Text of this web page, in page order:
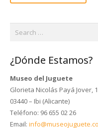
¿Dónde Estamos?
Museo del Juguete
Glorieta Nicolás Payá Jover, 1
03440 – Ibi (Alicante)
Teléfono: 96 655 02 26
Email: